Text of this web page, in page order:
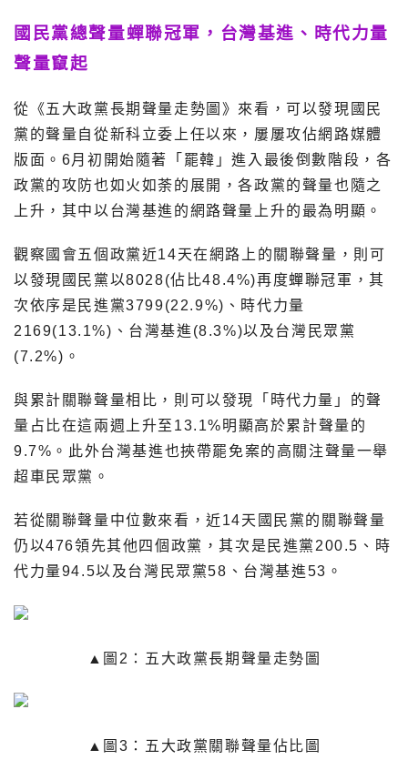
國民黨總聲量蟬聯冠軍，台灣基進、時代力量
聲量竄起
從《五大政黨長期聲量走勢圖》來看，可以發現國民
黨的聲量自從新科立委上任以來，屢屢攻佔網路媒體
版面。6月初開始隨著「罷韓」進入最後倒數階段，各
政黨的攻防也如火如荼的展開，各政黨的聲量也隨之
上升，其中以台灣基進的網路聲量上升的最為明顯。
觀察國會五個政黨近14天在網路上的關聯聲量，則可
以發現國民黨以8028(佔比48.4%)再度蟬聯冠軍，其
次依序是民進黨3799(22.9%)、時代力量
2169(13.1%)、台灣基進(8.3%)以及台灣民眾黨
(7.2%)。
與累計關聯聲量相比，則可以發現「時代力量」的聲
量占比在這兩週上升至13.1%明顯高於累計聲量的
9.7%。此外台灣基進也挾帶罷免案的高關注聲量一舉
超車民眾黨。
若從關聯聲量中位數來看，近14天國民黨的關聯聲量
仍以476領先其他四個政黨，其次是民進黨200.5、時
代力量94.5以及台灣民眾黨58、台灣基進53。
▲圖2：五大政黨長期聲量走勢圖
▲圖3：五大政黨關聯聲量佔比圖